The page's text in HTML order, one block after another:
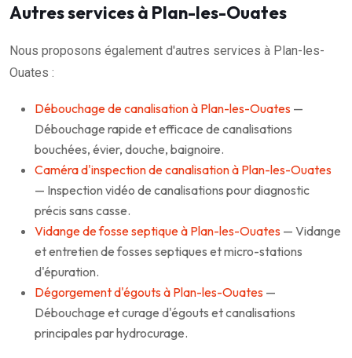
Autres services à Plan-les-Ouates
Nous proposons également d'autres services à Plan-les-
Ouates :
Débouchage de canalisation à Plan-les-Ouates —
Débouchage rapide et efficace de canalisations
bouchées, évier, douche, baignoire.
Caméra d'inspection de canalisation à Plan-les-Ouates
— Inspection vidéo de canalisations pour diagnostic
précis sans casse.
Vidange de fosse septique à Plan-les-Ouates — Vidange
et entretien de fosses septiques et micro-stations
d'épuration.
Dégorgement d'égouts à Plan-les-Ouates —
Débouchage et curage d'égouts et canalisations
principales par hydrocurage.